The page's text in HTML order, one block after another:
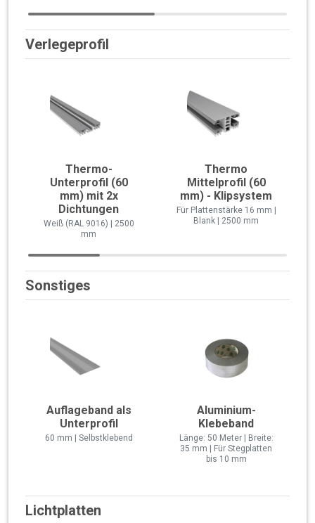
Verlegeprofil
Thermo-
Unterprofil (60
mm) mit 2x
Dichtungen
Weiß (RAL 9016) | 2500
mm
Thermo
Mittelprofil (60
mm) - Klipsystem
Für Plattenstärke 16 mm |
Blank | 2500 mm
Sonstiges
Auflageband als
Unterprofil
60 mm | Selbstklebend
Aluminium-
Klebeband
Länge: 50 Meter | Breite:
35 mm | Für Stegplatten
bis 10 mm
Lichtplatten